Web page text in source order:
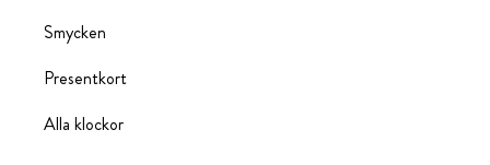
Smycken
Presentkort
Alla klockor